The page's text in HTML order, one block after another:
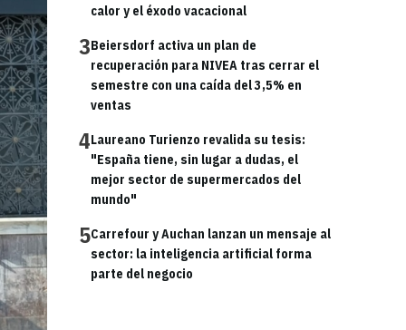
calor y el éxodo vacacional
3Beiersdorf activa un plan de
recuperación para NIVEA tras cerrar el
semestre con una caída del 3,5% en
ventas
4Laureano Turienzo revalida su tesis:
"España tiene, sin lugar a dudas, el
mejor sector de supermercados del
mundo"
5Carrefour y Auchan lanzan un mensaje al
sector: la inteligencia artificial forma
parte del negocio